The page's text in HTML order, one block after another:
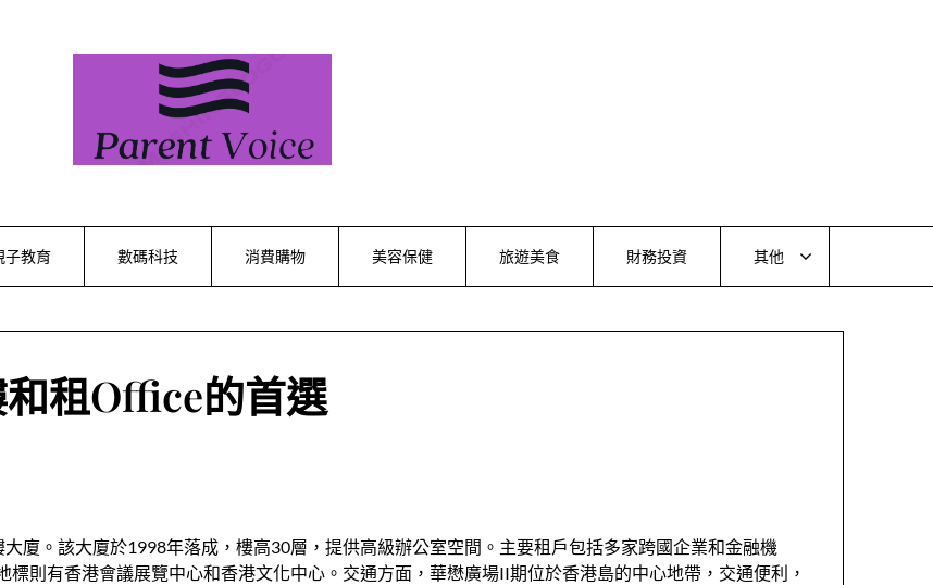
子教育 數碼科技 消費購物 美容保健 旅遊美食 財務投資 其他
租Office的首選
廈。該大廈於1998年落成，樓高30層，提供高級辦公室空間。主要租戶包括多家跨國企業和金融機
則有香港會議展覽中心和香港文化中心。交通方面，華懋廣場II期位於香港島的中心地帶，交通便利，